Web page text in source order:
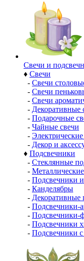
Свечи и
♦ Свечи
- Свечи
- Свечи
- Свечи
- Декоративные
- Подарочные
- Чайные свечи
-
- Декор и
♦ Подсвечники
- Стеклянные
-
- Подсвечники
- Канделябры
- Декоративные
- Подсвечники-
- Подсвечники-
- Подсвечники
- Подсвечники с